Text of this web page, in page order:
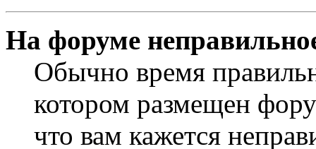
На форуме
Обычно время
котором размещен
что вам кажется